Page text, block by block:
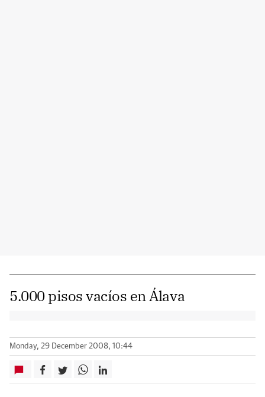
5.000 pisos vacíos en Álava
Monday, 29 December 2008, 10:44